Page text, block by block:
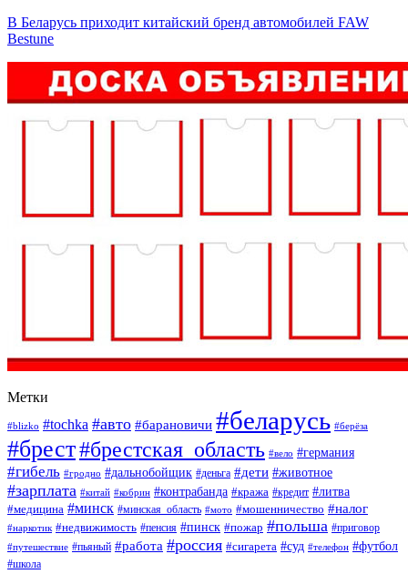
В Беларусь приходит китайский бренд автомобилей FAW
Bestune
Метки
#blizko #tochka #авто #барановичи #беларусь #берёза
#брест#брестская_область #вело #германия
#гибель #гродно #дальнобойщик #деньга #дети #животное
#зарплата #китай #кобрин #контрабанда #кража #кредит #литва
#медицина #минск #минская_область #мото #мошенничество #налог
#наркотик #недвижимость #пенсия #пинск #пожар #польша #приговор
#путешествие #пьяный #работа #россия #сигарета #суд #телефон #футбол
#школа